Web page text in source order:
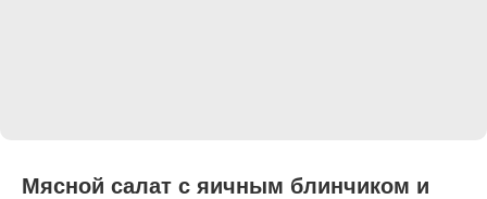
Мясной салат с яичным блинчиком и